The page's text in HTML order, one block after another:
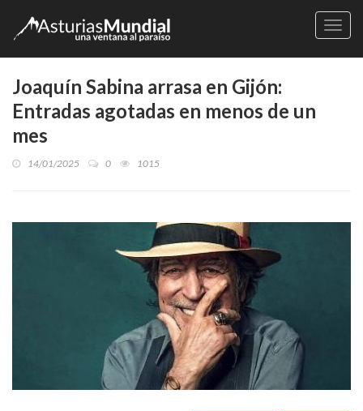
Joaquín Sabina arrasa en Gijón:
Entradas agotadas en menos de un
mes
14/01/2025 0 1015